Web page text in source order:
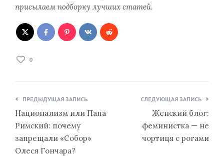
присылаем подборку лучших статей.
0
Навигация
по
записям
ПРЕДЫДУЩАЯ ЗАПИСЬ
Национализм или Папа
Римский: почему
запрещали «Собор»
Олеся Гончара?
СЛЕДУЮЩАЯ ЗАПИСЬ
Женский блог:
феминистка — не
чортиця с рогами